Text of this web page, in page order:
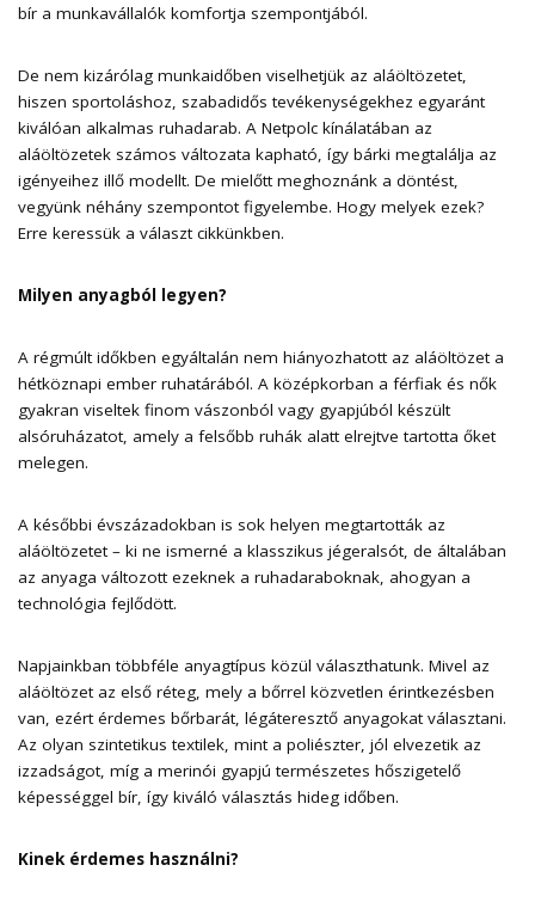
bír a munkavállalók komfortja szempontjából.
De nem kizárólag munkaidőben viselhetjük az aláöltözetet,
hiszen sportoláshoz, szabadidős tevékenységekhez egyaránt
kiválóan alkalmas ruhadarab. A Netpolc kínálatában az
aláöltözetek számos változata kapható, így bárki megtalálja az
igényeihez illő modellt. De mielőtt meghoznánk a döntést,
vegyünk néhány szempontot figyelembe. Hogy melyek ezek?
Erre keressük a választ cikkünkben.
Milyen anyagból legyen?
A régmúlt időkben egyáltalán nem hiányozhatott az aláöltözet a
hétköznapi ember ruhatárából. A középkorban a férfiak és nők
gyakran viseltek finom vászonból vagy gyapjúból készült
alsóruházatot, amely a felsőbb ruhák alatt elrejtve tartotta őket
melegen.
A későbbi évszázadokban is sok helyen megtartották az
aláöltözetet – ki ne ismerné a klasszikus jégeralsót, de általában
az anyaga változott ezeknek a ruhadaraboknak, ahogyan a
technológia fejlődött.
Napjainkban többféle anyagtípus közül választhatunk. Mivel az
aláöltözet az első réteg, mely a bőrrel közvetlen érintkezésben
van, ezért érdemes bőrbarát, légáteresztő anyagokat választani.
Az olyan szintetikus textilek, mint a poliészter, jól elvezetik az
izzadságot, míg a merinói gyapjú természetes hőszigetelő
képességgel bír, így kiváló választás hideg időben.
Kinek érdemes használni?